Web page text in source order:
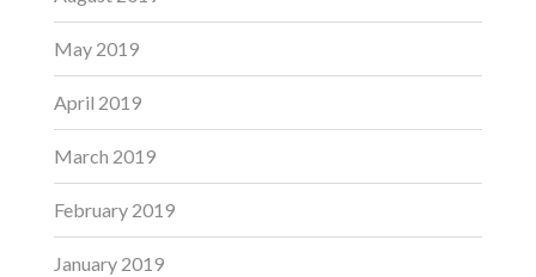
May 2019
April 2019
March 2019
February 2019
January 2019